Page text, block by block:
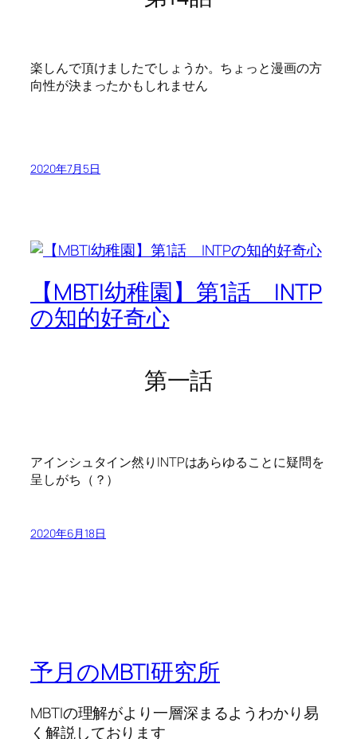
楽しんで頂けましたでしょうか。ちょっと漫画の方
向性が決まったかもしれません
2020年7月5日
【MBTI幼稚園】第1話 INTP
の知的好奇心
第一話
アインシュタイン然りINTPはあらゆることに疑問を
呈しがち（？）
2020年6月18日
予月のMBTI研究所
MBTIの理解がより一層深まるようわかり易
く解説しております